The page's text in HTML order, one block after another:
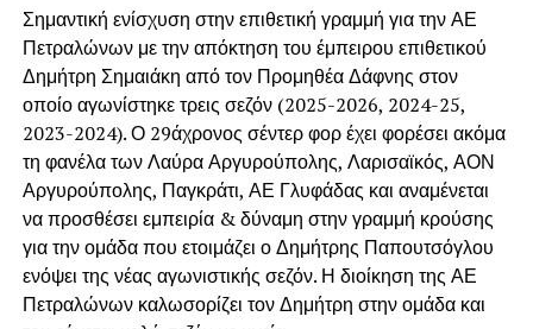
Σημαντική ενίσχυση στην επιθετική γραμμή για την ΑΕ
Πετραλώνων με την απόκτηση του έμπειρου επιθετικού
Δημήτρη Σημαιάκη από τον Προμηθέα Δάφνης στον
οποίο αγωνίστηκε τρεις σεζόν (2025-2026, 2024-25,
2023-2024). Ο 29άχρονος σέντερ φορ έχει φορέσει ακόμα
τη φανέλα των Λαύρα Αργυρούπολης, Λαρισαϊκός, ΑΟΝ
Αργυρούπολης, Παγκράτι, ΑΕ Γλυφάδας και αναμένεται
να προσθέσει εμπειρία & δύναμη στην γραμμή κρούσης
για την ομάδα που ετοιμάζει ο Δημήτρης Παπουτσόγλου
ενόψει της νέας αγωνιστικής σεζόν. Η διοίκηση της ΑΕ
Πετραλώνων καλωσορίζει τον Δημήτρη στην ομάδα και